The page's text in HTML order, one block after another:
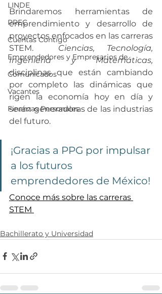
LINDE
PREC
Cuentas Contigo
Emprendedores y Empresarios de
Comunicados
Vacantes
Finanzas Personales
Brindaremos herramientas de
emprendimiento y desarrollo de
proyectos enfocados en las carreras
STEM. Ciencias, Tecnología,
Ingeniería y Matemáticas,
disciplinas que están cambiando
por completo las dinámicas que
rigen la economía hoy en día y
serán generadoras de las industrias
del futuro.
¡Gracias a PPG por impulsar
a los futuros
emprendedores de México!
Conoce más sobre las carreras
STEM
Bachillerato y Universidad